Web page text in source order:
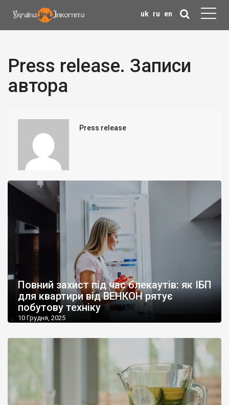
uk ru en
Press release. Записи
автора
Press release
Повний захист під час блекаутів: як ІБП
для квартири від ВЕНКОН рятує
побутову техніку
10 Грудня, 2025